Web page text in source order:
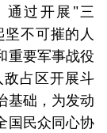
通过开展"三
不可摧的人
重要军事战役
占区开展斗
基础，为发动
国民众同心协